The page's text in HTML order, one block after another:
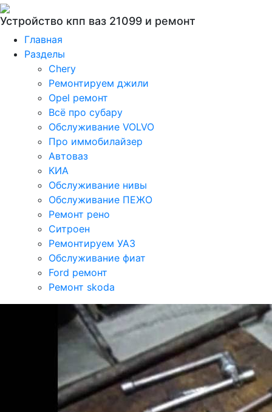
Устройство кпп ваз 21099 и ремонт
Главная
Разделы
Chery
Ремонтируем джили
Opel ремонт
Всё про субару
Обслуживание VOLVO
Про иммобилайзер
Автоваз
КИА
Обслуживание нивы
Обслуживание ПЕЖО
Ремонт рено
Ситроен
Ремонтируем УАЗ
Обслуживание фиат
Ford ремонт
Ремонт skoda